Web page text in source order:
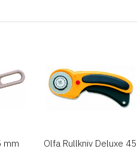
mm
Olfa Rullkniv Deluxe 45